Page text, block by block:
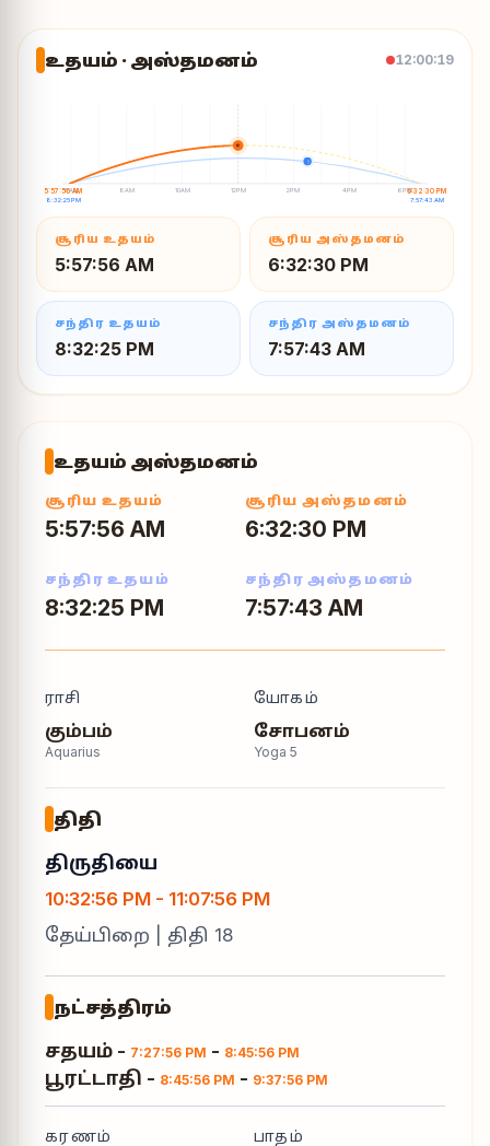
உதயம் · அஸ்தமனம் 12:00:20
6AM 8AM 10AM 12PM 2PM 4PM 6PM
5:57:56 AM 6:32:30 PM
8:32:25 PM 7:57:43 AM
☀
☽
சூரிய உதயம்
5:57:56 AM
சூரிய அஸ்தமனம்
6:32:30 PM
சந்திர உதயம்
8:32:25 PM
சந்திர அஸ்தமனம்
7:57:43 AM
உதயம் அஸ்தமனம்
சூரிய உதயம்
5:57:56 AM
சூரிய அஸ்தமனம்
6:32:30 PM
சந்திர உதயம்
8:32:25 PM
சந்திர அஸ்தமனம்
7:57:43 AM
ராசி
கும்பம்
Aquarius
யோகம்
சோபனம்
Yoga 5
திதி
திருதியை
10:32:56 PM - 11:07:56 PM
தேய்பிறை | திதி 18
நட்சத்திரம்
சதயம் - 7:27:56 PM - 8:45:56 PM
பூரட்டாதி - 8:45:56 PM - 9:37:56 PM
கரணம் பாதம்